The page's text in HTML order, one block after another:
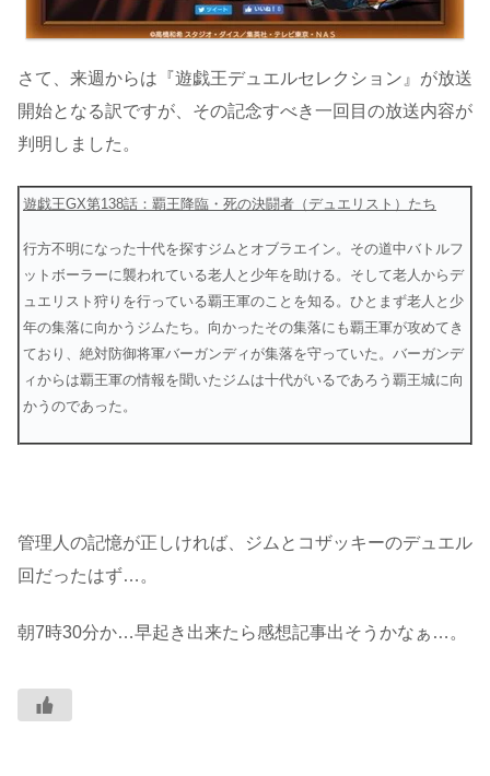
さて、来週からは『遊戯王デュエルセレクション』が放送
開始となる訳ですが、その記念すべき一回目の放送内容が
判明しました。
遊戯王GX第138話：覇王降臨・死の決闘者（デュエリスト）たち
行方不明になった十代を探すジムとオブラエイン。その道中バトルフ
ットボーラーに襲われている老人と少年を助ける。そして老人からデ
ュエリスト狩りを行っている覇王軍のことを知る。ひとまず老人と少
年の集落に向かうジムたち。向かったその集落にも覇王軍が攻めてき
ており、絶対防御将軍バーガンディが集落を守っていた。バーガンデ
ィからは覇王軍の情報を聞いたジムは十代がいるであろう覇王城に向
かうのであった。
管理人の記憶が正しければ、ジムとコザッキーのデュエル
回だったはず…。
朝7時30分か…早起き出来たら感想記事出そうかなぁ…。